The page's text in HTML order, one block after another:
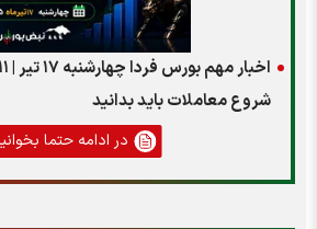
شروع معاملات باید بدانید
در ادامه حتما